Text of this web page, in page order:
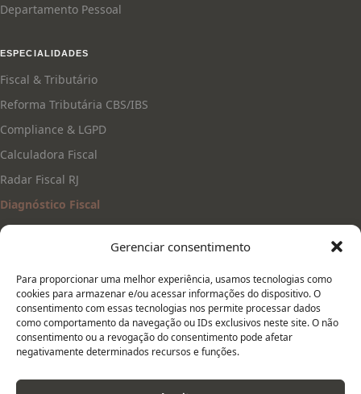
Gerenciar consentimento
Para proporcionar uma melhor experiência, usamos tecnologias como
cookies para armazenar e/ou acessar informações do dispositivo. O
consentimento com essas tecnologias nos permite processar dados
como comportamento da navegação ou IDs exclusivos neste site. O não
consentimento ou a revogação do consentimento pode afetar
negativamente determinados recursos e funções.
Departamento Pessoal
ESPECIALIDADES
Fiscal & Tributário
Reforma Tributária CBS/IBS
Compliance & LGPD
Calculadora Fiscal
Radar Fiscal RJ
Diagnóstico Fiscal
(21) 97220-4437
helpneto@hncontabilidade.com
hncontabilidade.com
Estr. da Cruz 6
Atendimento remoto em todo Brasil